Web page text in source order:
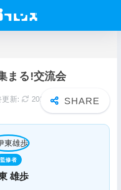
まる!交流会
更新: 2026-01-14
監修者
雄歩